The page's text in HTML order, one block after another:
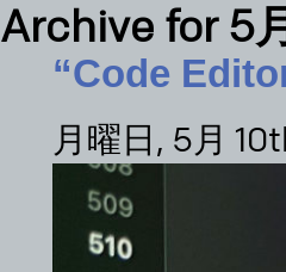
Archive for 5
“Code
月曜日, 5月